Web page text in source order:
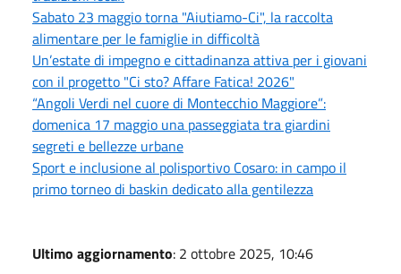
Sabato 23 maggio torna "Aiutiamo-Ci", la raccolta
alimentare per le famiglie in difficoltà
Un’estate di impegno e cittadinanza attiva per i giovani
con il progetto "Ci sto? Affare Fatica! 2026"
“Angoli Verdi nel cuore di Montecchio Maggiore”:
domenica 17 maggio una passeggiata tra giardini
segreti e bellezze urbane
Sport e inclusione al polisportivo Cosaro: in campo il
primo torneo di baskin dedicato alla gentilezza
Ultimo aggiornamento: 2 ottobre 2025, 10:46